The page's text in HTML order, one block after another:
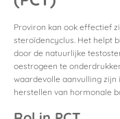
Proviron kan ook effectief
steroïdencyclus. Het helpt
door de natuurlijke
oestrogeen te
waardevolle aanvulling zijn
herstellen van hormonale